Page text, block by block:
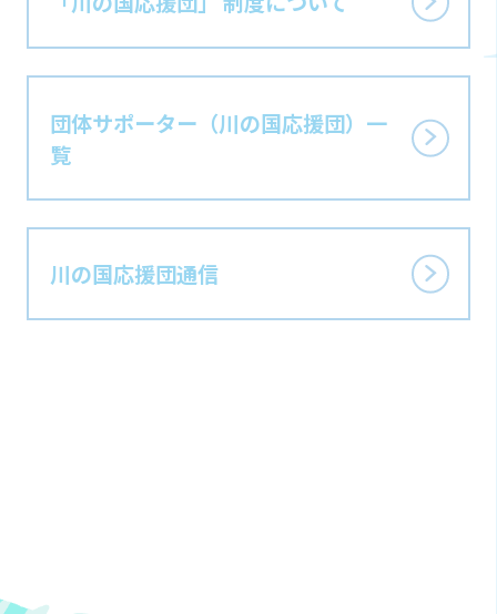
団体サポーター （川の国応援団） 一
覧
川の国応援団通信